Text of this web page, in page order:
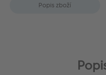
Popis zboží